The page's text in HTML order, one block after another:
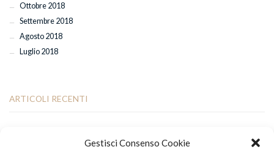
Gestisci Consenso Cookie
Ottobre 2018
Settembre 2018
Agosto 2018
Luglio 2018
ARTICOLI RECENTI